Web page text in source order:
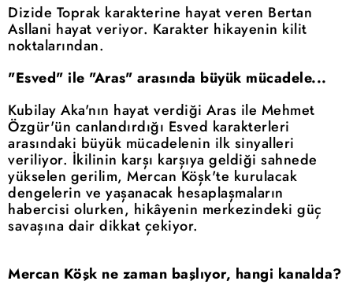
Dizide Toprak karakterine hayat veren Bertan
Asllani hayat veriyor. Karakter hikayenin kilit
noktalarından.
"Esved" ile "Aras" arasında büyük mücadele...
Kubilay Aka'nın hayat verdiği Aras ile Mehmet
Özgür'ün canlandırdığı Esved karakterleri
arasındaki büyük mücadelenin ilk sinyalleri
veriliyor. İkilinin karşı karşıya geldiği sahnede
yükselen gerilim, Mercan Köşk'te kurulacak
dengelerin ve yaşanacak hesaplaşmaların
habercisi olurken, hikâyenin merkezindeki güç
savaşına dair dikkat çekiyor.
Mercan Köşk ne zaman başlıyor, hangi kanalda?